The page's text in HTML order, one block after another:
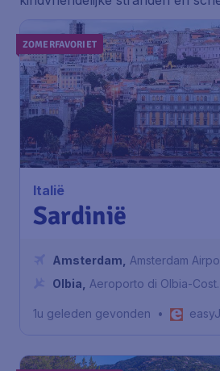
ZOMERFAVORIET
Italië
Sardinië
Amsterdam
Amsterdam
Schiphol
Olbia
Aeroporto di Olbia-
1u geleden gevonden •